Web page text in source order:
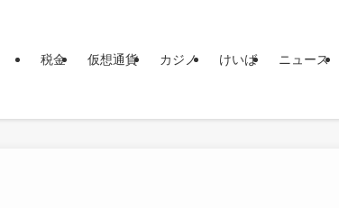
税金 仮想通貨 カジノ けいば ニュース